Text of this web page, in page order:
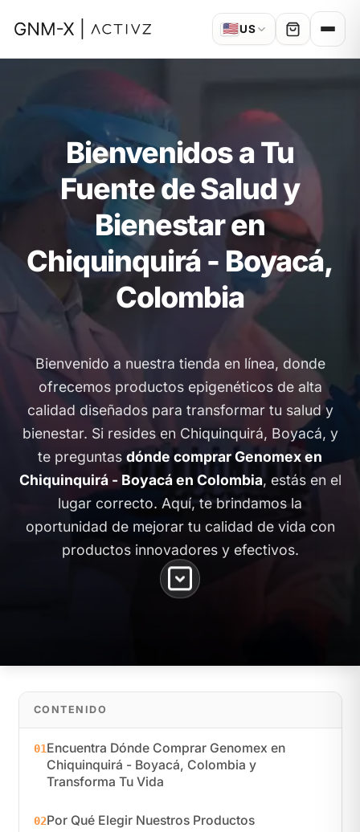
🇺🇸US
Bienvenidos a Tu
Fuente de Salud y
Bienestar en
Chiquinquirá - Boyacá,
Colombia
Bienvenido a nuestra tienda en línea, donde
ofrecemos productos epigenéticos de alta
calidad diseñados para transformar tu salud y
bienestar. Si resides en Chiquinquirá, Boyacá, y
te preguntas dónde comprar Genomex en
Chiquinquirá - Boyacá en Colombia, estás en el
lugar correcto. Aquí, te brindamos la
oportunidad de mejorar tu calidad de vida con
productos innovadores y efectivos.
CONTENIDO
01Encuentra Dónde Comprar Genomex en
Chiquinquirá - Boyacá, Colombia y
Transforma Tu Vida
02Por Qué Elegir Nuestros Productos